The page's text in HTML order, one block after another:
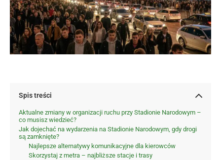
Spis treści
Aktualne zmiany w organizacji ruchu przy Stadionie Narodowym –
co musisz wiedzieć?
Jak dojechać na wydarzenia na Stadionie Narodowym, gdy drogi
są zamknięte?
Najlepsze alternatywy komunikacyjne dla kierowców
Skorzystaj z metra – najbliższe stacje i trasy